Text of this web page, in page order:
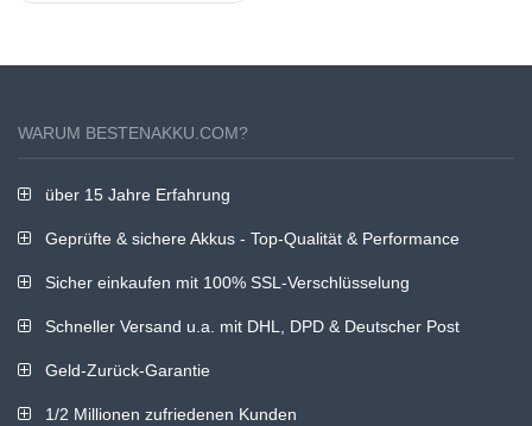
WARUM BESTENAKKU.COM?
über 15 Jahre Erfahrung
Geprüfte & sichere Akkus - Top-Qualität & Performance
Sicher einkaufen mit 100% SSL-Verschlüsselung
Schneller Versand u.a. mit DHL, DPD & Deutscher Post
Geld-Zurück-Garantie
1/2 Millionen zufriedenen Kunden